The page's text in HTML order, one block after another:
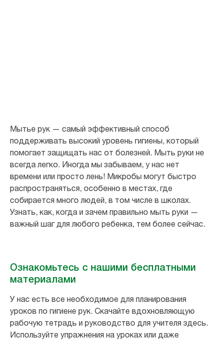
Мытье рук — самый эффективный способ
поддерживать высокий уровень гигиены, который
помогает защищать нас от болезней. Мыть руки не
всегда легко. Иногда мы забываем, у нас нет
времени или просто лень! Микробы могут быстро
распространяться, особенно в местах, где
собирается много людей, в том числе в школах.
Узнать, как, когда и зачем правильно мыть руки —
важный шаг для любого ребенка, тем более сейчас.
Ознакомьтесь с нашими бесплатными
материалами
У нас есть все необходимое для планирования
уроков по гигиене рук. Скачайте вдохновляющую
рабочую тетрадь и руководство для учителя здесь.
Используйте упражнения на уроках или даже